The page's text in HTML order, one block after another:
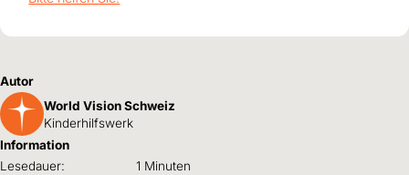
Autor
World Vision Schweiz
Kinderhilfswerk
Information
Lesedauer:
1 Minuten